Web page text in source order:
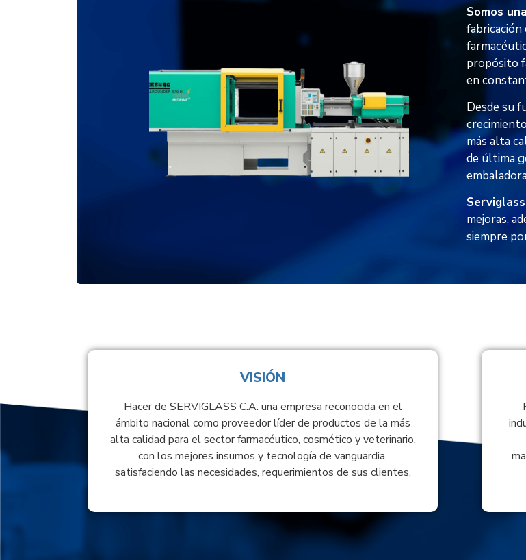
Somos
propósito
en
Desde su
más alta
de última
mejoras,
siempre
VISIÓN
Hacer de SERVIGLASS C.A. una empresa reconocida en el
ámbito nacional como proveedor líder de productos de la más
alta calidad para el sector farmacéutico, cosmético y veterinario,
con los mejores insumos y tecnología de vanguardia,
satisfaciendo las necesidades, requerimientos de sus clientes.